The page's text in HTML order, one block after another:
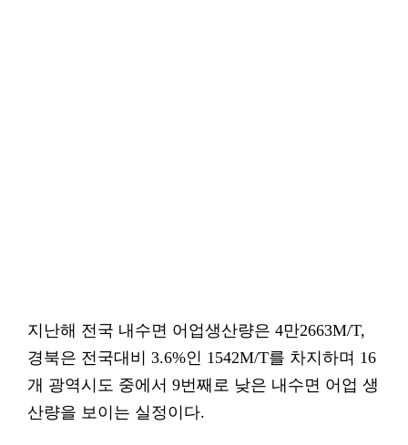
지난해 전국 내수면 어업생산량은 4만2663M/T,
경북은 전국대비 3.6%인 1542M/T를 차지하며 16
개 광역시도 중에서 9번째로 낮은 내수면 어업 생
산량을 보이는 실정이다.